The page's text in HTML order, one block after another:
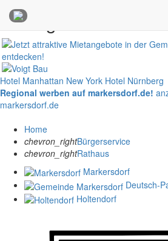
Anzeigen
Hotel Manhattan New York Hotel Nürnberg
Regional werben auf markersdorf.de!
markersdorf.de
Home
chevron_rightBürgerservice
chevron_rightRathaus
Markersdorf
Deutsch-
Holtendorf